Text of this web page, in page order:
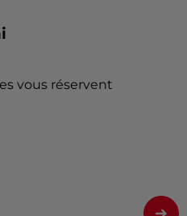
vous réservent